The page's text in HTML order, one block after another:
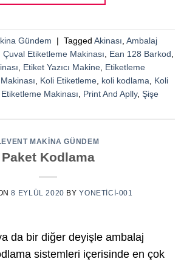
Gündem | Tagged Akinası Ambalaj
Çuval Etiketleme Makinası Ean 128 Barkod
Etiket Yazıcı Makine Etiketleme
Koli Etiketleme koli kodlama
Koli
Makinası Print And Aplly, Şişe
MAKINA GÜNDEM
Paket Kodlama
8 EYLÜL 2020 BYYONETICI-001
da bir diğer deyişle ambalaj
sistemleri içerisinde en çok